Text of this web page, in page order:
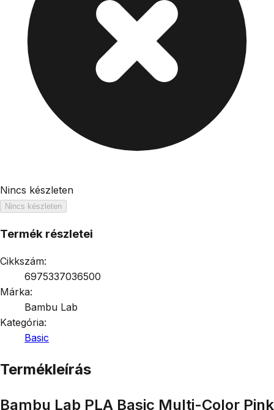
Nincs készleten
Nincs készleten
Termék részletei
Cikkszám:
6975337036500
Márka:
Bambu Lab
Kategória:
Basic
Termékleírás
Bambu Lab PLA Basic Multi-Color Pink